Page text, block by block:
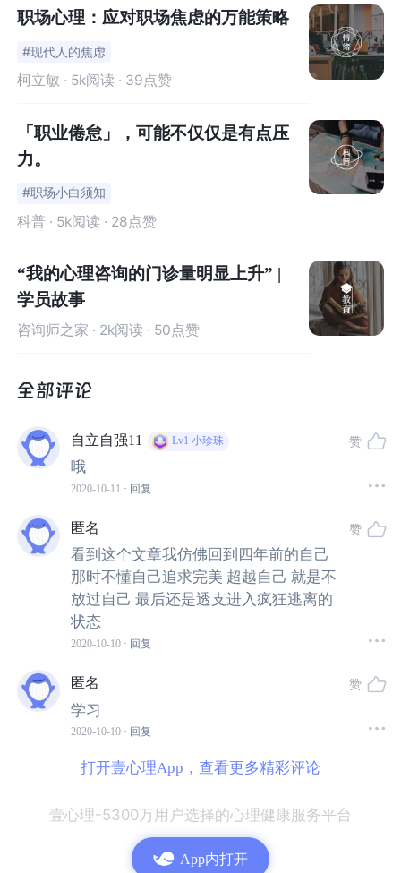
上世纪70年代，倦怠首次被定义，我们快节奏的现代生活
类手册》中将职业倦怠描述为一种“职业综合症”，起因是长
期存在的工作压力没有得到缓解，这
种压力会让一个人永
越来越多的人把职业倦怠看成是一种流行病。英国健康与
19年期间，英国有60.2万名工人遭受与工作相关的压力、
抑郁或焦虑：教育、保健、行政和国防等服务行业的从业
者特别容易受到影响。
世界正在慢慢意识到这个问题的严重性。研究表明，精力
枯竭不仅会影响你的精神健康，还会增加你患痴呆和2型糖
尿病等慢性疾病的风险。
志》发表的一项研究发现，
当人们在“精力衰竭”的症状上
得分较高时，他们患心房纤颤的风险更高。
激激素水平就会保持在一个高水平。持续的高强度压力会
疾病形成的共同因素，从阿尔茨海默病等神经退行性疾
病，到癌症和心血管疾病等。那些极度疲惫的人患心房纤
职场心理：应对职场焦虑的万能策略
#现代人的焦虑
柯立敏 · 5k阅读 · 39点赞
「职业倦怠」，可能不仅仅是有点压
力。
#职场小白须知
科普 · 5k阅读 · 28点赞
“我的心理咨询的门诊量明显上升” |
学员故事
咨询师之家 · 2k阅读 · 50点赞
自立自强11 Lv1 小珍珠
哦
2020-10-11 · 回复
赞
匿名
看到这个文章我仿佛回到四年前的自己
那时不懂自己追求完美 超越自己 就是不
放过自己 最后还是透支进入疯狂逃离的
状态
2020-10-10 · 回复
赞
匿名
学习
2020-10-10 · 回复
赞
打开壹心理App，查看更多精彩评论
壹心理-5300万用户选择的心理健康服务平台
App内打开